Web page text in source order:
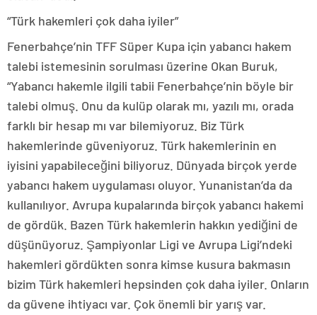
“Türk hakemleri çok daha iyiler”
Fenerbahçe’nin TFF Süper Kupa için yabancı hakem
talebi istemesinin sorulması üzerine Okan Buruk,
“Yabancı hakemle ilgili tabii Fenerbahçe’nin böyle bir
talebi olmuş. Onu da kulüp olarak mı, yazılı mı, orada
farklı bir hesap mı var bilemiyoruz. Biz Türk
hakemlerinde güveniyoruz. Türk hakemlerinin en
iyisini yapabileceğini biliyoruz. Dünyada birçok yerde
yabancı hakem uygulaması oluyor. Yunanistan’da da
kullanılıyor. Avrupa kupalarında birçok yabancı hakemi
de gördük. Bazen Türk hakemlerin hakkın yediğini de
düşünüyoruz. Şampiyonlar Ligi ve Avrupa Ligi’ndeki
hakemleri gördükten sonra kimse kusura bakmasın
bizim Türk hakemleri hepsinden çok daha iyiler. Onların
da güvene ihtiyacı var. Çok önemli bir yarış var.